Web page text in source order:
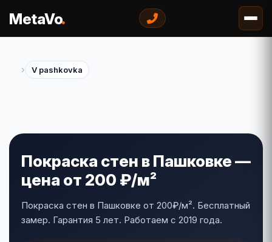
MetaVo.
› V pashkovka
Покраска стен в Пашковке —
цена от 200 ₽/м²
Покраска стен в Пашковке от 200₽/м². Бесплатный
замер. Гарантия 5 лет. Работаем с 2019 года.